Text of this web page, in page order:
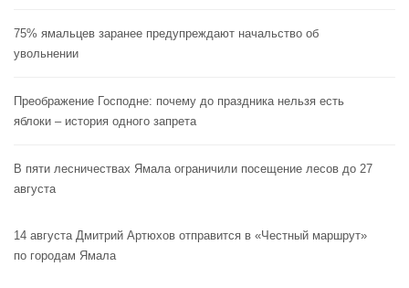
75% ямальцев заранее предупреждают начальство об
увольнении
Преображение Господне: почему до праздника нельзя есть
яблоки – история одного запрета
В пяти лесничествах Ямала ограничили посещение лесов до 27
августа
14 августа Дмитрий Артюхов отправится в «Честный маршрут»
по городам Ямала